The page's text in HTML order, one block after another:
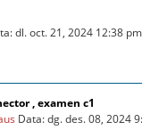
dl. oct. 21, 2024 12:38 pm
, examen c1
Data: dg. des. 08, 2024